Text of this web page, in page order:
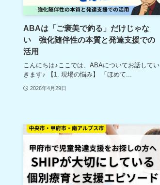
ABAは「ご褒美で釣る」だけじゃな
い 強化随伴性の本質と発達支援での
活用
こんにちは♪ここでは、ABAについてお話してい
きます♪ 【1. 現場の悩み】 「ほめて...
2026年4月29日